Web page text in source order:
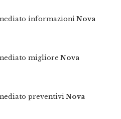
informazioni Nova
migliore Nova
preventiviNova